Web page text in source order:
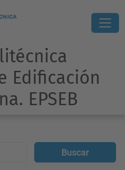
Edificación
EPSEB